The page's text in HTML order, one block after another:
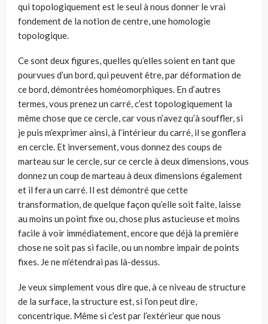
qui topologiquement est le seul à nous donner le vrai
fondement de la notion de centre, une homologie
topologique.
Ce sont deux figures, quelles qu’elles soient en tant que
pourvues d’un bord, qui peuvent être, par déformation de
ce bord, démontrées homéomorphiques. En d’autres
termes, vous prenez un carré, c’est topologiquement la
même chose que ce cercle, car vous n’avez qu’à souffler, si
je puis m’exprimer ainsi, à l’intérieur du carré, il se gonflera
en cercle. Et inversement, vous donnez des coups de
marteau sur le cercle, sur ce cercle à deux dimensions, vous
donnez un coup de marteau à deux dimensions également
et il fera un carré. Il est démontré que cette
transformation, de quelque façon qu’elle soit faite, laisse
au moins un point fixe ou, chose plus astucieuse et moins
facile à voir immédiatement, enco­re que déjà la première
chose ne soit pas si facile, ou un nombre impair de points
fixes. Je ne m’étendrai pas là-dessus.
Je veux simplement vous dire que, à ce niveau de structure
de la surface, la structure est, si l’on peut dire,
concentrique. Même si c’est par l’extérieur que nous